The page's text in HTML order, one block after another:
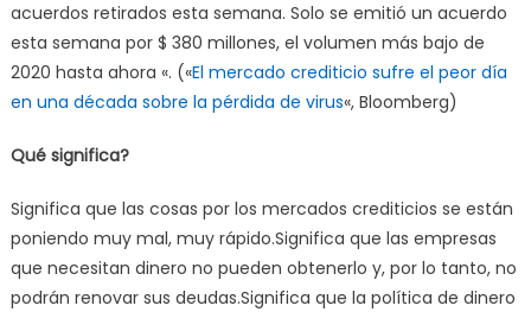
acuerdos retirados esta semana. Solo se emitió un acuerdo
esta semana por $ 380 millones, el volumen más bajo de
2020 hasta ahora «. («El mercado crediticio sufre el peor día
en una década sobre la pérdida de virus«, Bloomberg)
Qué significa?
Significa que las cosas por los mercados crediticios se están
poniendo muy mal, muy rápido.Significa que las empresas
que necesitan dinero no pueden obtenerlo y, por lo tanto, no
podrán renovar sus deudas.Significa que la política de dinero